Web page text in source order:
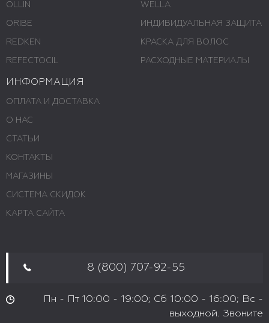
OLLIN
ORIBE
REDKEN
REFECTOCIL
WELLA
ИНДИВИДУАЛЬНАЯ ЗАЩИТА
КРАСКА ДЛЯ ВОЛОС
РАСХОДНЫЕ МАТЕРИАЛЫ
ИНФОРМАЦИЯ
ОПЛАТА И ДОСТАВКА
О НАС
СТАТЬИ
КОНТАКТЫ
МАГАЗИНЫ
СИСТЕМА СКИДОК
КАРТА САЙТА
8 (800) 707-92-55
Пн - Пт 10:00 - 19:00; Сб 10:00 - 16:00; Вс -
выходной. Звоните